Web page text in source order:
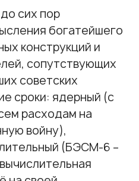
сих пор
богатейшего
конструкций и
сопутствующих
советских
сроки: ядерный (с
расходам на
войну),
(БЭСМ-6 –